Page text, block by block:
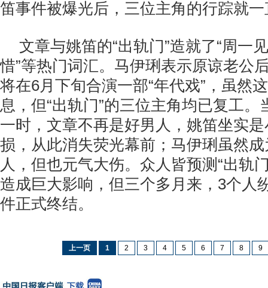
笛事件被爆光后，三位主角的行踪就
文章与姚笛的“出轨门”造就了“周一
惜”等热门词汇。马伊琍表示原谅老公
将在6月下旬合演一部“年代戏”，虽然
息，但“出轨门”的三位主角均已复工。
一时，文章不再是好男人，姚笛坐实
损，从此消失荧光幕前；马伊琍虽然
人，但也元气大伤。众人皆预测“出轨
造成巨大影响，但三个多月来，3个人
件正式终结。
上一页 1 2 3 4 5 6 7 8 9